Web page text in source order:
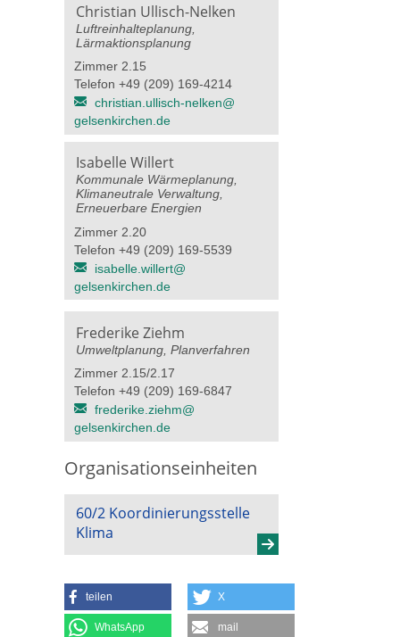
Christian Ullisch-Nelken
Luftreinhalteplanung,
Lärmaktionsplanung
Zimmer 2.15
Telefon +49 (209) 169-4214
christian.ullisch-nelken@​
gelsenkirchen.de
Isabelle Willert
Kommunale Wärmeplanung,
Klimaneutrale Verwaltung,
Erneuerbare Energien
Zimmer 2.20
Telefon +49 (209) 169-5539
isabelle.willert@​
gelsenkirchen.de
Frederike Ziehm
Umweltplanung, Planverfahren
Zimmer 2.15/2.17
Telefon +49 (209) 169-6847
frederike.ziehm@​
gelsenkirchen.de
Organisationseinheiten
60/2 Koordinierungsstelle
Klima
teilen X
WhatsApp mail